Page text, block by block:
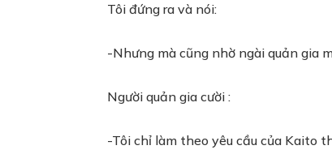
Tôi đứng ra và nói:
-Nhưng mà cũng nhờ ngài quản gia
Người quản gia cười :
-Tôi chỉ làm theo yêu cầu của Kaito